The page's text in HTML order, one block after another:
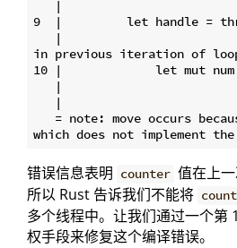
   |
9  |         let handle =
|
in previous iteration of
10 |             let mut num
|
   |
= note: move occurs
错误信息表明 counter 值在上一
所以 Rust 告诉我们不能将
多个线程中。让我们通过一个第
权手段来修复这个编译错误。